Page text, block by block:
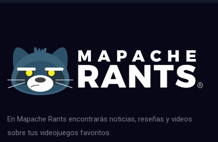
En Mapache Rants encontrarás noticias, reseñas y videos
sobre tus videojuegos favoritos.